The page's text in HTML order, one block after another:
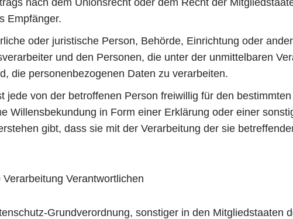
nach dem Unionsrecht oder dem Recht der
Empfänger.
oder juristische Person, Behörde, Einrichtung oder
und den Personen, die unter der unmittelbaren
die personenbezogenen Daten zu verarbeiten.
von der betroffenen Person freiwillig für den
Willensbekundung in Form einer Erklärung oder einer
gibt, dass sie mit der Verarbeitung der sie
Verantwortlichen
Grundverordnung, sonstiger in den Mitgliedstaaten